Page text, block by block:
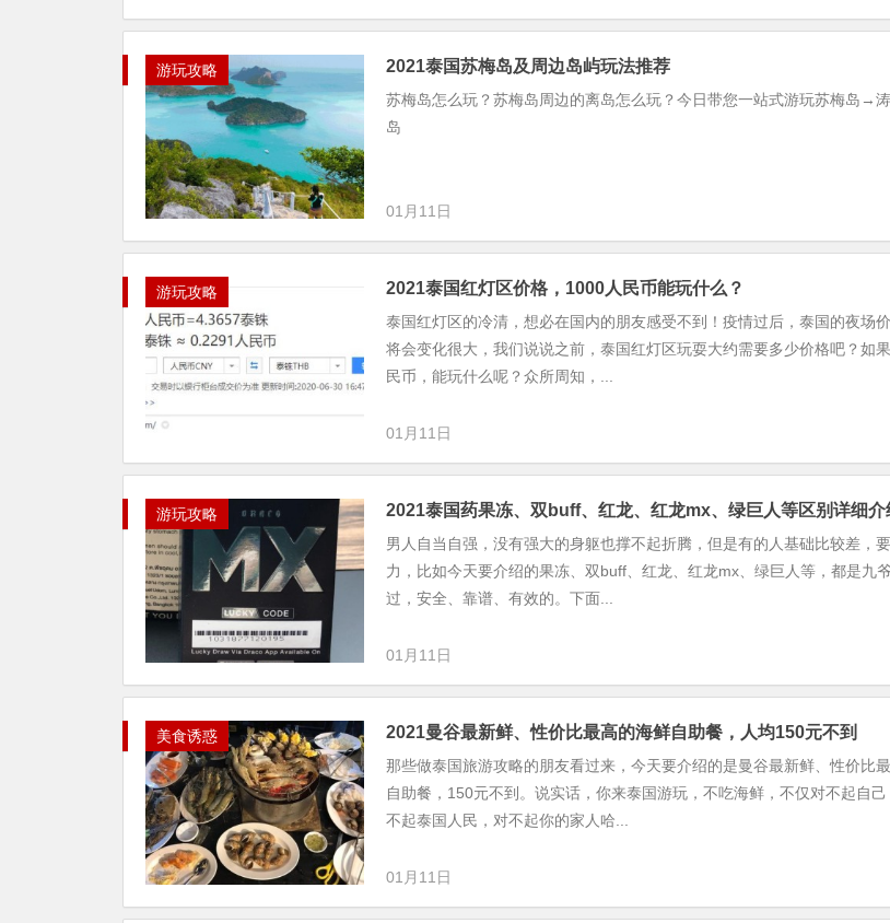
游玩攻略 2021泰国苏梅岛及周边岛屿玩法推荐
苏梅岛怎么玩？苏梅岛周边的离岛怎么玩？今日带您一站式游玩苏梅岛→
岛
01月11日
游玩攻略 2021泰国红灯区价格，1000人民币能玩什么？
泰国红灯区的冷清，想必在国内的朋友感受不到！疫情过后，泰国的夜场
将会变化很大，我们说说之前，泰国红灯区玩耍大约需要多少价格吧？如
民币，能玩什么呢？众所周知，...
01月11日
游玩攻略 2021泰国药果冻、双buff、红龙、红龙mx、绿巨人等区别详细介
男人自当自强，没有强大的身躯也撑不起折腾，但是有的人基础比较差，
力，比如今天要介绍的果冻、双buff、红龙、红龙mx、绿巨人等，都是九
过，安全、靠谱、有效的。下面...
01月11日
美食诱惑 2021曼谷最新鲜、性价比最高的海鲜自助餐，人均150元不到
那些做泰国旅游攻略的朋友看过来，今天要介绍的是曼谷最新鲜、性价比
自助餐，150元不到。说实话，你来泰国游玩，不吃海鲜，不仅对不起自
不起泰国人民，对不起你的家人哈...
01月11日